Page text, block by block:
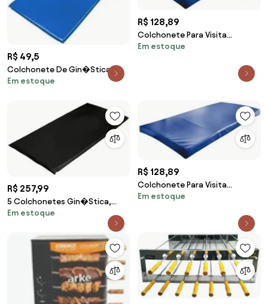
R$ 49,5
Colchonete De Gin�Stica
Academia Napa 90 X 43 X 2
Em estoque
R$ 128,89
Colchonete Para Visita
Orthovida D20 120X98X3Cm
Em estoque
R$ 257,99
5 Colchonetes Gin�Stica,
Academia E Yoga - 90 X 42 X 2
Em estoque
R$ 128,89
Colchonete Para Visita
Orthovida D20 120X98X3Cm
Em estoque